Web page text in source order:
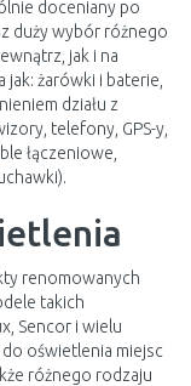
doceniany po
duży wybór różnego
jak i na
żarówki i baterie,
działu z
telefony, GPS-y,
łączeniowe,
renomowanych
takich
Sencor i wielu
oświetlenia miejsc
różnego rodzaju